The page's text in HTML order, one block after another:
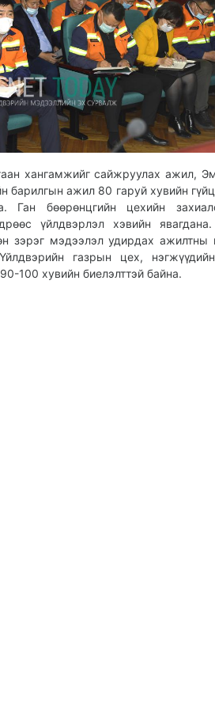
хангамжийг сайжруулах ажил,
барилгын ажил 80 гаруй хувийн
Ган бөөрөнцгийн цехийн
үйлдвэрлэл хэвийн
зэрэг мэдээлэл удирдах ажилтны
газрын цех,
100 хувийн биелэлттэй байна.